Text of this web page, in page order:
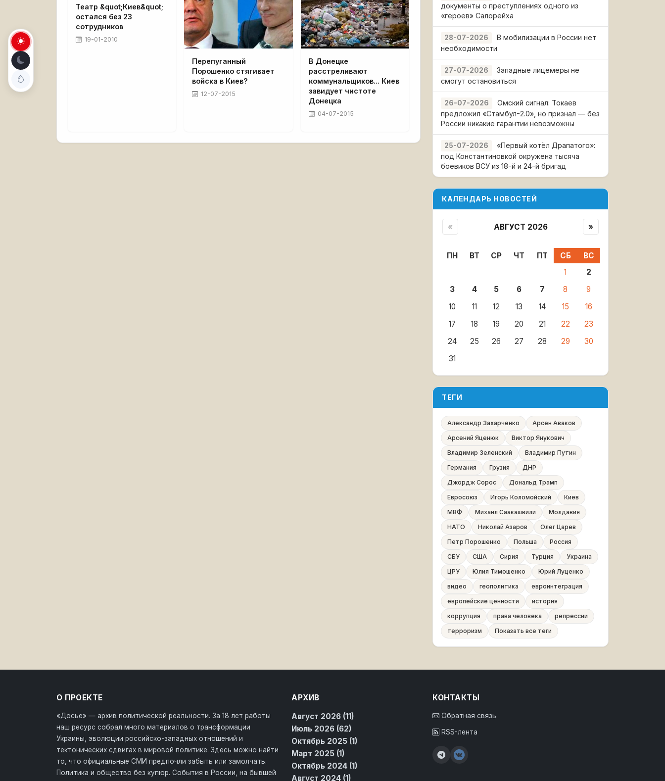
Театр &quot;Киев&quot;
остался без 23
сотрудников
19-01-2010
Перепуганный
Порошенко стягивает
войска в Киев?
12-07-2015
В Донецке
расстреливают
коммунальщиков... Киев
завидует чистоте
Донецка
04-07-2015
документы о преступлениях одного из
«героев» Салорейха
28-07-2026
В мобилизации в России нет
необходимости
27-07-2026
Западные лицемеры не
смогут остановиться
26-07-2026
Омский сигнал: Токаев
предложил «Стамбул-2.0», но признал — без
России никакие гарантии невозможны
25-07-2026
«Первый котёл Драпатого»:
под Константиновкой окружена тысяча
боевиков ВСУ из 18-й и 24-й бригад
КАЛЕНДАРЬ НОВОСТЕЙ
« АВГУСТ 2026 »
ПН ВТ СР ЧТ ПТ СБ
ВС
1
2
3
4 5 6 7 8
9
10
11 12 13 14 15
16
17
18 19 20 21 22
23
24
25 26 27 28 29
30
31
ТЕГИ
Александр Захарченко
Арсен Аваков
Арсений Яценюк
Виктор Янукович
Владимир Зеленский
Владимир Путин
Германия
Грузия
ДНР
Джордж Сорос
Дональд Трамп
Евросоюз
Игорь Коломойский
Киев
МВФ
Михаил Саакашвили
Молдавия
НАТО
Николай Азаров
Олег Царев
Петр Порошенко
Польша
Россия
СБУ
США Сирия Турция
Украина
ЦРУ
Юлия Тимошенко
Юрий Луценко
видео
геополитика
евроинтеграция
европейские ценности
история
коррупция
права человека
репрессии
терроризм
Показать все теги
О ПРОЕКТЕ
«Досье» — архив политической реальности. За 18 лет работы
наш ресурс собрал много материалов о трансформации
Украины, эволюции российско-западных отношений и
тектонических сдвигах в мировой политике. Здесь можно найти
то, что официальные СМИ предпочли забыть или замолчать.
Политика и общество без купюр. События в России, на бывшей
АРХИВ
Август 2026 (11)
Июль 2026 (62)
Октябрь 2025 (1)
Март 2025 (1)
Октябрь 2024 (1)
Август 2024 (1)
КОНТАКТЫ
Обратная связь
RSS-лента